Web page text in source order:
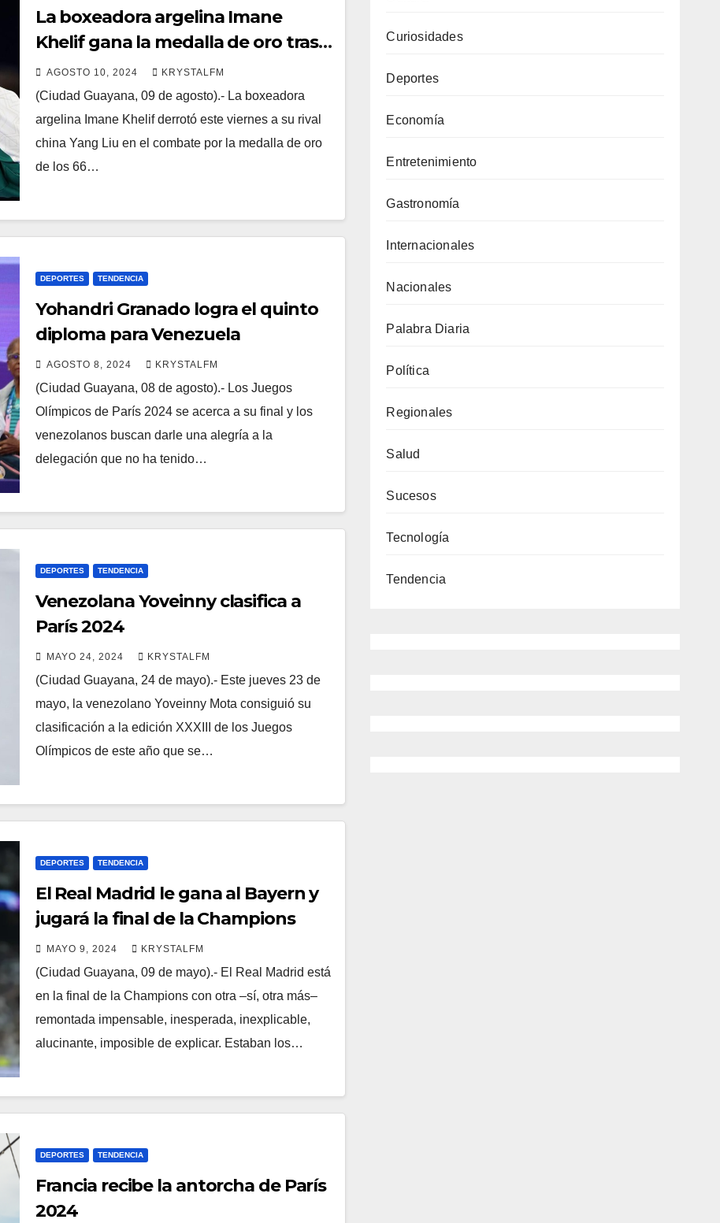
La boxeadora argelina Imane
Khelif gana la medalla de oro tras
la tormenta de críticas en redes
sociales
AGOSTO 10, 2024 KRYSTALFM
(Ciudad Guayana, 09 de agosto).- La boxeadora
argelina Imane Khelif derrotó este viernes a su rival
china Yang Liu en el combate por la medalla de oro
de los 66…
DEPORTES TENDENCIA
Yohandri Granado logra el quinto
diploma para Venezuela
AGOSTO 8, 2024 KRYSTALFM
(Ciudad Guayana, 08 de agosto).- Los Juegos
Olímpicos de París 2024 se acerca a su final y los
venezolanos buscan darle una alegría a la
delegación que no ha tenido…
DEPORTES TENDENCIA
Venezolana Yoveinny clasifica a
París 2024
MAYO 24, 2024 KRYSTALFM
(Ciudad Guayana, 24 de mayo).- Este jueves 23 de
mayo, la venezolano Yoveinny Mota consiguió su
clasificación a la edición XXXIII de los Juegos
Olímpicos de este año que se…
DEPORTES TENDENCIA
El Real Madrid le gana al Bayern y
jugará la final de la Champions
MAYO 9, 2024 KRYSTALFM
(Ciudad Guayana, 09 de mayo).- El Real Madrid está
en la final de la Champions con otra –sí, otra más–
remontada impensable, inesperada, inexplicable,
alucinante, imposible de explicar. Estaban los…
DEPORTES TENDENCIA
Francia recibe la antorcha de París
2024
Curiosidades
Deportes
Economía
Entretenimiento
Gastronomía
Internacionales
Nacionales
Palabra Diaria
Política
Regionales
Salud
Sucesos
Tecnología
Tendencia